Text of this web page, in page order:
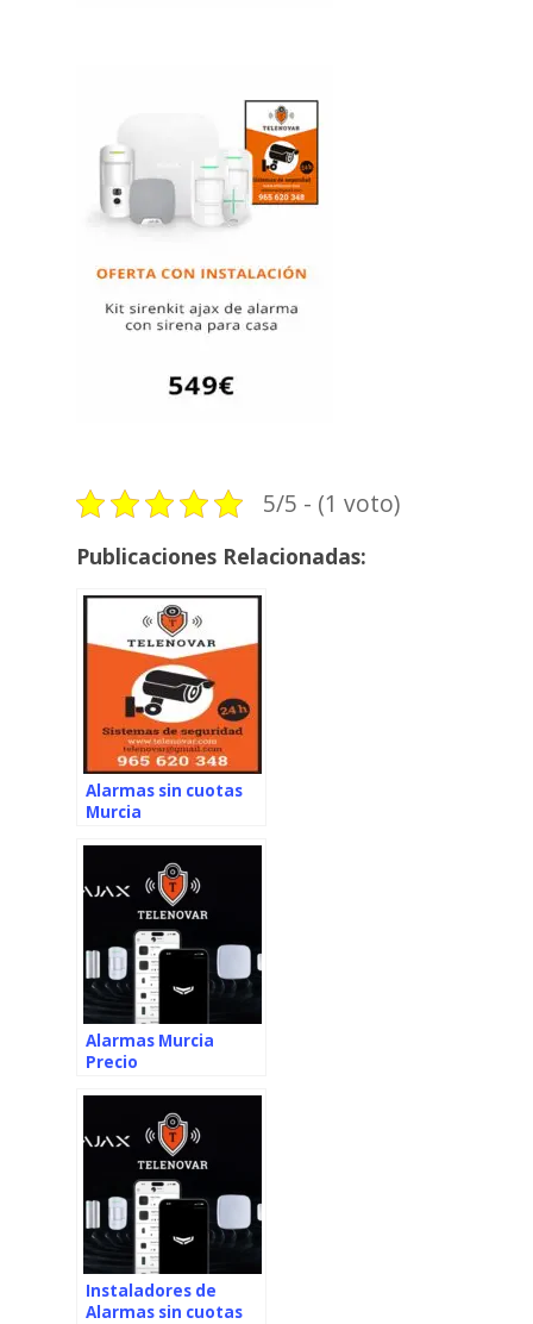
5/5 - (1 voto)
Publicaciones Relacionadas:
Alarmas sin cuotas
Murcia
Alarmas Murcia
Precio
Instaladores de
Alarmas sin cuotas